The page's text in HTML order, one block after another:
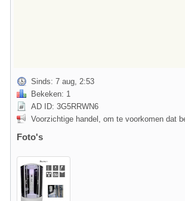
Sinds: 7 aug, 2:53
Bekeken: 1
AD ID: 3G5RRWN6
Voorzichtige handel, om te voorkomen dat
Foto's